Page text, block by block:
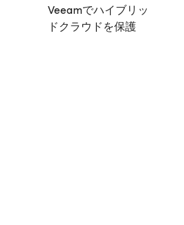
Veeamでハイブリッ
ドクラウドを保護